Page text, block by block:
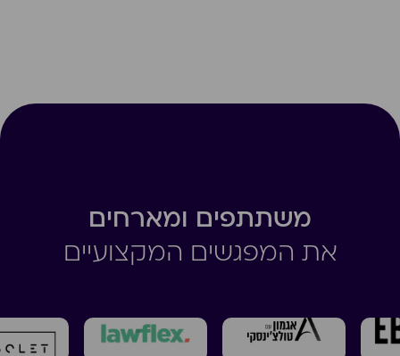
משתתפים ומארחים
את המפגשים המקצועיים